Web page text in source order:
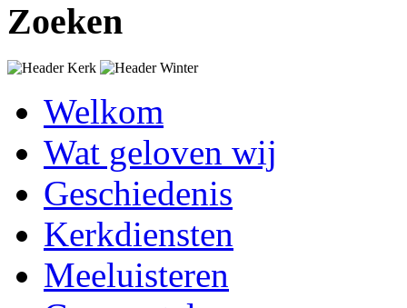
Zoeken
Welkom
Wat geloven wij
Geschiedenis
Kerkdiensten
Meeluisteren